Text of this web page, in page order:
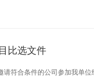
医学会活动服务机构库的公
比选文件
符合条件的公司参加我单